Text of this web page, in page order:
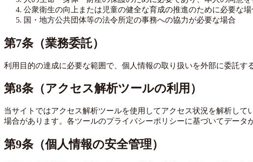
公衆衛生の向上または児童の健全な育成の推進のために必要な
国・地方公共団体等の法令所定の事務への協力が必要な場合
第7条（業務委託）
利用目的の達成に必要な範囲で、個人情報の取り扱いを外部に委託す
第8条（アクセス解析ツールの利用）
当サイトではアクセス解析ツールを使用してアクセス状況を解析し
場合があります。各ツールのプライバシーポリシーに基づいてデータ
第9条（個人情報の安全管理）